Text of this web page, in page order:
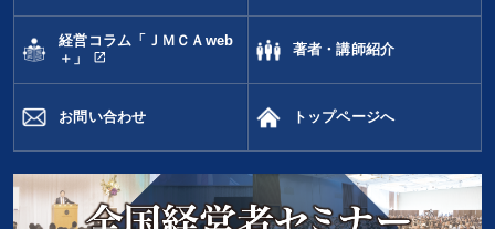
経営コラム「ＪＭＣＡweb
＋」
open_in_new
著者・講師紹介
お問い合わせ トップページへ